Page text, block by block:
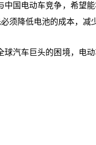
中国电动车竞争，希望
须降低电池的成本，减
球汽车巨头的困境，电